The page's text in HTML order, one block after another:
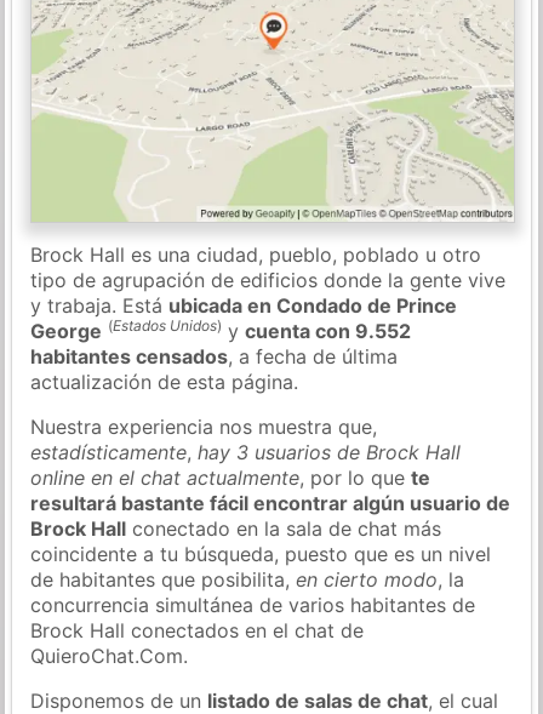
Brock Hall es una ciudad, pueblo, poblado u otro
tipo de agrupación de edificios donde la gente vive
y trabaja. Está ubicada en Condado de Prince
George (Estados Unidos) ycuenta con 9.552
habitantes censados, a fecha de última
actualización de esta página.
Nuestra experiencia nos muestra que,
estadísticamente,hay 3 usuarios de Brock Hall
online en el chat actualmente, por lo quete
resultará bastante fácil encontrar algún usuario de
Brock Hall conectado en la sala de chat más
coincidente a tu búsqueda, puesto que es un nivel
de habitantes que posibilita,en cierto modo, la
concurrencia simultánea de varios habitantes de
Brock Hall conectados en el chat de
QuieroChat.Com.
Disponemos de un listado de salas de chat, el cual